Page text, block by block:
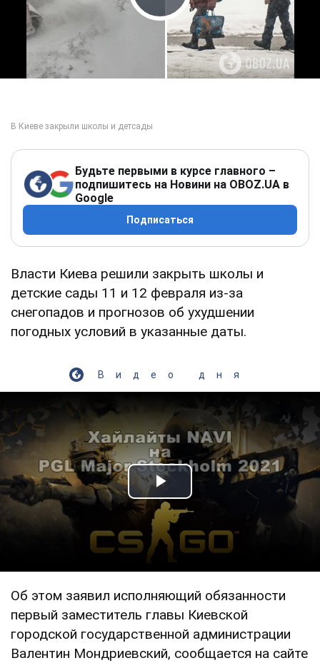
Play Video
Будьте первыми в курсе главного –
подпишитесь на Новини на OBOZ.UA в
Google
Подписаться
Власти Киева решили закрыть школы и
детские сады 11 и 12 февраля из-за
снегопадов и прогнозов об ухудшении
погодных условий в указанные даты.
Видео дня
Play Video
Об этом заявил исполняющий обязанности
первый заместитель главы Киевской
городской государственной администрации
Валентин Мондриевский, сообщается на сайте